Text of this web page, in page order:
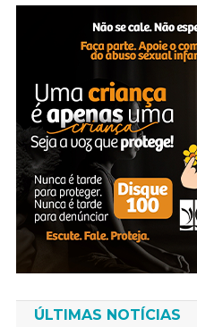
ÚLTIMAS NOTÍCIAS